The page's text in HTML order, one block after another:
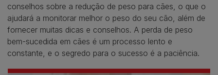
conselhos sobre a redução de peso para cães, o que o
ajudará a monitorar melhor o peso do seu cão, além de
fornecer muitas dicas e conselhos. A perda de peso
bem-sucedida em cães é um processo lento e
constante, e o segredo para o sucesso é a paciência.